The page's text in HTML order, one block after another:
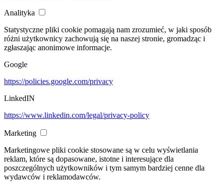
Analityka
Statystyczne pliki cookie pomagają nam zrozumieć, w jaki sposób
różni użytkownicy zachowują się na naszej stronie, gromadząc i
zgłaszając anonimowe informacje.
Google
https://policies.google.com/privacy
LinkedIN
https://www.linkedin.com/legal/privacy-policy
Marketing
Marketingowe pliki cookie stosowane są w celu wyświetlania
reklam, które są dopasowane, istotne i interesujące dla
poszczególnych użytkowników i tym samym bardziej cenne dla
wydawców i reklamodawców.